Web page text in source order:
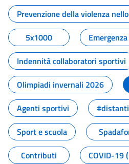
Tutti i contenuti
Prevenzione della violenza
5x1000
Indennità collaboratori sportivi
Olimpiadi invernali 2026
Agenti sportivi
Sport e scuola
Contributi
COVID-19